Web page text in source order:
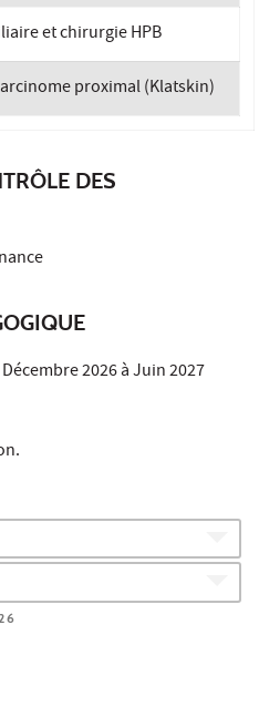
et chirurgie HPB
proximal (Klatskin)
DES
2026 à Juin 2027